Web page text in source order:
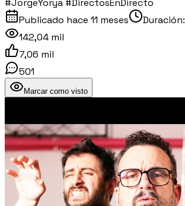
#JorgeYorya #DirectosEnDirecto
Publicado hace 11 meses Duración:
142,04 mil
7,06 mil
501
Marcar como visto